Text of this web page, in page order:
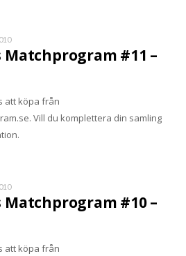
#11 –
att köpa från
Vill du komplettera din samling
#10 –
att köpa från